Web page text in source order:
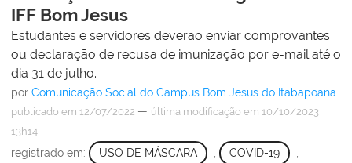
IFF Bom Jesus
Estudantes e servidores deverão enviar comprovantes
ou declaração de recusa de imunização por e-mail até o
dia 31 de julho.
por Comunicação Social do Campus Bom Jesus do Itabapoana
publicado em 12/07/2022 — última modificação em 10/10/2023
13h14
registrado em: USO DE MÁSCARA , COVID-19 ,